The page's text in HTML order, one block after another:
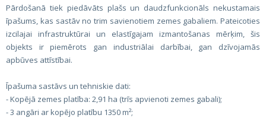
Pārdošanā tiek piedāvāts plašs un daudzfunkcionāls nekustamais
īpašums, kas sastāv no trim savienotiem zemes gabaliem. Pateicoties
izcilajai infrastruktūrai un elastīgajam izmantošanas mērķim, šis
objekts ir piemērots gan industriālai darbībai, gan dzīvojamās
apbūves attīstībai.
Īpašuma sastāvs un tehniskie dati:
- Kopējā zemes platība: 2,91 ha (trīs apvienoti zemes gabali);
- 3 angāri ar kopējo platību 1350 m²;